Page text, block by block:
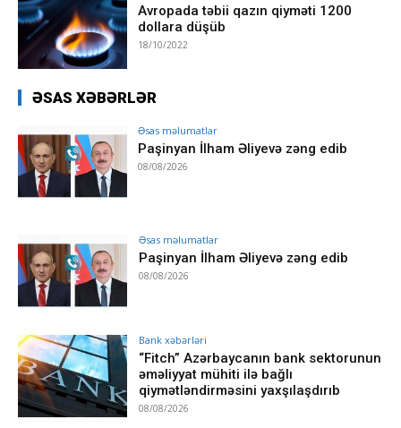
Avropada təbii qazın qiyməti 1200
dollara düşüb
18/10/2022
ƏSAS XƏBƏRLƏR
Əsas məlumatlar
Paşinyan İlham Əliyevə zəng edib
08/08/2026
Əsas məlumatlar
Paşinyan İlham Əliyevə zəng edib
08/08/2026
Bank xəbərləri
“Fitch” Azərbaycanın bank sektorunun
əməliyyat mühiti ilə bağlı
qiymətləndirməsini yaxşılaşdırıb
08/08/2026